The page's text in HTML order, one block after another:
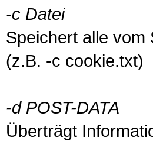
-c Datei
Speichert alle vom
(z.B. -c cookie.txt)
-d POST-DATA
Überträgt